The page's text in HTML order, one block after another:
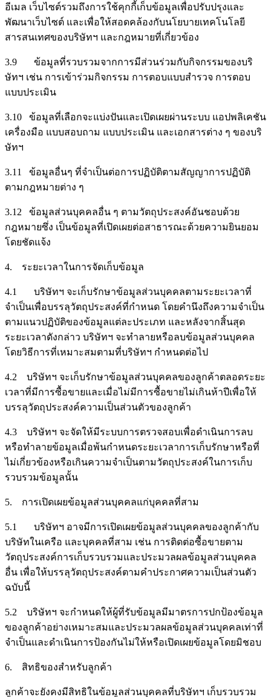
อีเมล เว็บไซต์รวมถึงการใช้คุกกี้เก็บข้อมูลเพื่อปรับปรุงและ
พัฒนาเว็บไซต์ และเพื่อให้สอดคล้องกับนโยบายเทคโนโลยี
สารสนเทศของบริษัทฯ และกฎหมายที่เกี่ยวข้อง
3.9 ข้อมูลที่รวบรวมจากการมีส่วนร่วมกับกิจกรรมของบริ
ษัทฯ เช่น การเข้าร่วมกิจกรรม การตอบแบบสำรวจ การตอบ
แบบประเมิน
3.10 ข้อมูลที่เลือกจะแบ่งปันและเปิดเผยผ่านระบบ แอปพลิเคชัน
เครื่องมือ แบบสอบถาม แบบประเมิน และเอกสารต่าง ๆ ของบริ
ษัทฯ
3.11 ข้อมูลอื่นๆ ที่จำเป็นต่อการปฏิบัติตามสัญญาการปฏิบัติ
ตามกฎหมายต่าง ๆ
3.12 ข้อมูลส่วนบุคคลอื่น ๆ ตามวัตถุประสงค์อันชอบด้วย
กฎหมายซึ่ง เป็นข้อมูลที่เปิดเผยต่อสาธารณะด้วยความยินยอม
โดยชัดแจ้ง
4. ระยะเวลาในการจัดเก็บข้อมูล
4.1 บริษัทฯ จะเก็บรักษาข้อมูลส่วนบุคคลตามระยะเวลาที่
จำเป็นเพื่อบรรลุวัตถุประสงค์ที่กำหนด โดยคำนึงถึงความจำเป็น
ตามแนวปฏิบัติของข้อมูลแต่ละประเภท และหลังจากสิ้นสุด
ระยะเวลาดังกล่าว บริษัทฯ จะทำลายหรือลบข้อมูลส่วนบุคคล
โดยวิธีการที่เหมาะสมตามที่บริษัทฯ กำหนดต่อไป
4.2 บริษัทฯ จะเก็บรักษาข้อมูลส่วนบุคคลของลูกค้าตลอดระยะ
เวลาที่มีการซื้อขายและเมื่อไม่มีการซื้อขายไม่เกินห้าปีเพื่อให้
บรรลุวัตถุประสงค์ความเป็นส่วนตัวของลูกค้า
4.3 บริษัทฯ จะจัดให้มีระบบการตรวจสอบเพื่อดำเนินการลบ
หรือทำลายข้อมูลเมื่อพ้นกำหนดระยะเวลาการเก็บรักษาหรือที่
ไม่เกี่ยวข้องหรือเกินความจำเป็นตามวัตถุประสงค์ในการเก็บ
รวบรวมข้อมูลนั้น
5. การเปิดเผยข้อมูลส่วนบุคคลแก่บุคคลที่สาม
5.1 บริษัทฯ อาจมีการเปิดเผยข้อมูลส่วนบุคคลของลูกค้ากับ
บริษัทในเครือ และบุคคลที่สาม เช่น การติดต่อซื้อขายตาม
วัตถุประสงค์การเก็บรวบรวมและประมวลผลข้อมูลส่วนบุคคล
อื่น เพื่อให้บรรลุวัตถุประสงค์ตามคำประกาศความเป็นส่วนตัว
ฉบับนี้
5.2 บริษัทฯ จะกำหนดให้ผู้ที่รับข้อมูลมีมาตรการปกป้องข้อมูล
ของลูกค้าอย่างเหมาะสมและประมวลผลข้อมูลส่วนบุคคลเท่าที่
จำเป็นและดำเนินการป้องกันไม่ให้หรือเปิดเผยข้อมูลโดยมิชอบ
6. สิทธิของสำหรับลูกค้า
ลูกค้าจะยังคงมีสิทธิในข้อมูลส่วนบุคคลที่บริษัทฯ เก็บรวบรวม